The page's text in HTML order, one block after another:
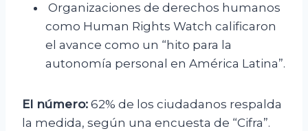
Organizaciones de derechos humanos
como Human Rights Watch calificaron
el avance como un “hito para la
autonomía personal en América Latina”.
El número: 62% de los ciudadanos respalda
la medida, según una encuesta de “Cifra”.